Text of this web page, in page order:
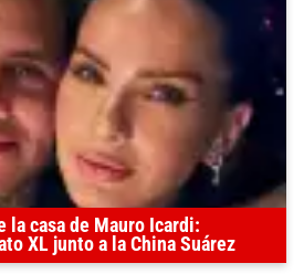
casa de Mauro Icardi:
XL junto a la China Suárez